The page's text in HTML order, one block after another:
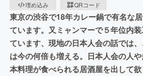
埋め込み
QRコード
東京の渋谷で18年カレー鍋で有名な
ています。又ミャンマーで５年位内
ています、現地の日本人会の話では
は今の何倍も増える。日本人会の人
本料理が食べられる居酒屋を出して